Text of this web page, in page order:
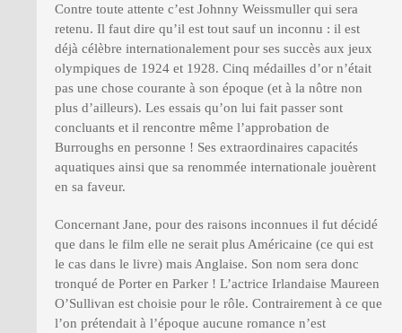
Contre toute attente c’est Johnny Weissmuller qui sera
retenu. Il faut dire qu’il est tout sauf un inconnu : il est
déjà célèbre internationalement pour ses succès aux jeux
olympiques de 1924 et 1928. Cinq médailles d’or n’était
pas une chose courante à son époque (et à la nôtre non
plus d’ailleurs). Les essais qu’on lui fait passer sont
concluants et il rencontre même l’approbation de
Burroughs en personne ! Ses extraordinaires capacités
aquatiques ainsi que sa renommée internationale jouèrent
en sa faveur.
Concernant Jane, pour des raisons inconnues il fut décidé
que dans le film elle ne serait plus Américaine (ce qui est
le cas dans le livre) mais Anglaise. Son nom sera donc
tronqué de Porter en Parker ! L’actrice Irlandaise Maureen
O’Sullivan est choisie pour le rôle. Contrairement à ce que
l’on prétendait à l’époque aucune romance n’est